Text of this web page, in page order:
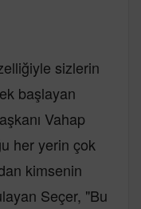
sizlerin
başlayan
Vahap
her yerin çok
kimsenin
Seçer, "Bu